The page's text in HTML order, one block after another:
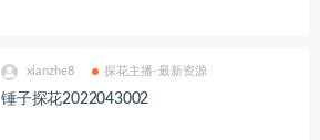
xianzhe8 探花主播-最新资源
锤子探花2022043002